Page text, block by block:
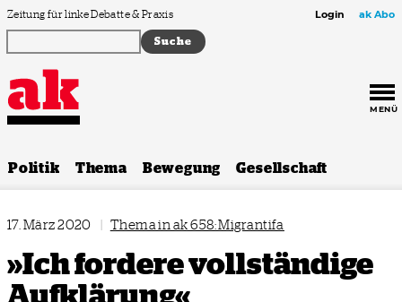
Zum Inhalt springen
Zeitung für linke Debatte & Praxis Login ak Abo
MENÜ
Politik Thema Bewegung Gesellschaft
17. März 2020 | Thema in ak 658: Migrantifa
»Ich fordere vollständige
Aufklärung«